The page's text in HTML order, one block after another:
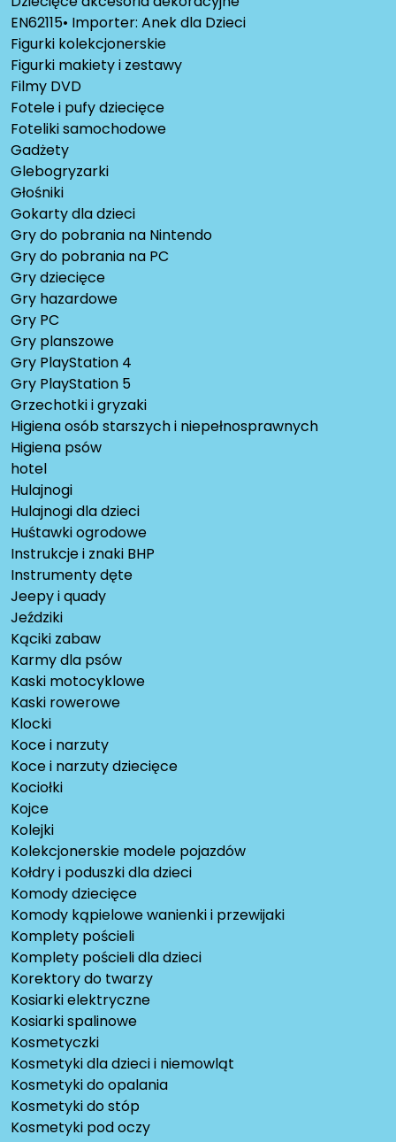
EN62115• Importer: Anek dla Dzieci
Figurki kolekcjonerskie
Figurki makiety i zestawy
Filmy DVD
Fotele i pufy dziecięce
Foteliki samochodowe
Gadżety
Glebogryzarki
Głośniki
Gokarty dla dzieci
Gry do pobrania na Nintendo
Gry do pobrania na PC
Gry dziecięce
Gry hazardowe
Gry PC
Gry planszowe
Gry PlayStation 4
Gry PlayStation 5
Grzechotki i gryzaki
Higiena osób starszych i niepełnosprawnych
Higiena psów
hotel
Hulajnogi
Hulajnogi dla dzieci
Huśtawki ogrodowe
Instrukcje i znaki BHP
Instrumenty dęte
Jeepy i quady
Jeździki
Kąciki zabaw
Karmy dla psów
Kaski motocyklowe
Kaski rowerowe
Klocki
Koce i narzuty
Koce i narzuty dziecięce
Kociołki
Kojce
Kolejki
Kolekcjonerskie modele pojazdów
Kołdry i poduszki dla dzieci
Komody dziecięce
Komody kąpielowe wanienki i przewijaki
Komplety pościeli
Komplety pościeli dla dzieci
Korektory do twarzy
Kosiarki elektryczne
Kosiarki spalinowe
Kosmetyczki
Kosmetyki dla dzieci i niemowląt
Kosmetyki do opalania
Kosmetyki do stóp
Kosmetyki pod oczy